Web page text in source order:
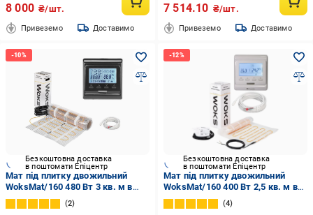
8 000 ₴/шт.
Привеземо Доставимо
7 514.10 ₴/шт.
Привеземо Доставимо
Безкоштовна доставка
в поштомати Епіцентр
Мат під плитку двожильний
WoksMat/160 480 Вт 3 кв. м в
комплекті з програмованим
терморегулятором Black (568)
2
Безкоштовна доставка
в поштомати Епіцентр
Мат під плитку двожильний
WoksMat/160 400 Вт 2,5 кв. м в
комплекті з програмованим
терморегулятором (74656758)
4